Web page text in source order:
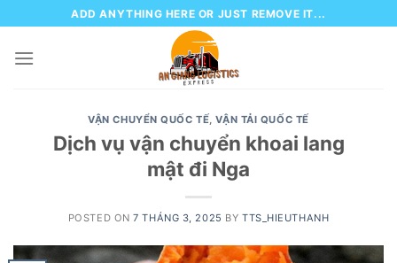
to
content
ADD ANYTHING HERE OR JUST REMOVE IT...
VẬN CHUYỂN QUỐC TẾ,VẬN TẢI QUỐC TẾ
Dịch vụ vận chuyển khoai lang
mật đi Nga
POSTED ON7 THÁNG 3, 2025 BY TTS_HIEUTHANH